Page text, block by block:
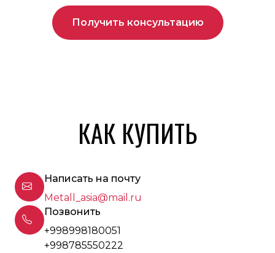
Получить консультацию
КАК КУПИТЬ
Написать на почту
Metall_asia@mail.ru
Позвонить
+998998180051
+998785550222